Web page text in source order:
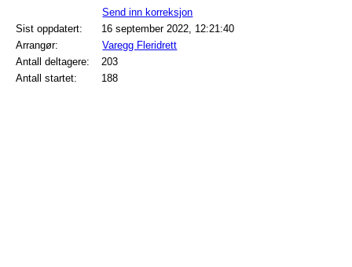
Send inn korreksjon
Sist oppdatert:
16 september 2022, 12:21:40
Arrangør:
Varegg Fleridrett
Antall deltagere:
203
Antall startet:
188